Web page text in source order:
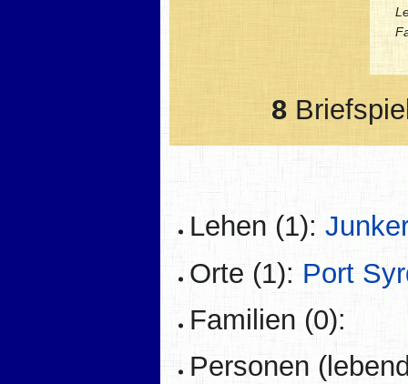
8
Lehen (1):
Orte (1): Port
Familien (0):
Personen